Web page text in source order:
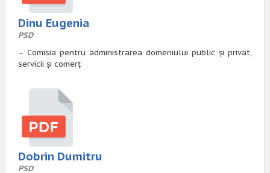
Dinu Eugenia
PSD
– Comisia pentru administrarea domeniului public și privat,
servicii și comerț
Dobrin Dumitru
PSD